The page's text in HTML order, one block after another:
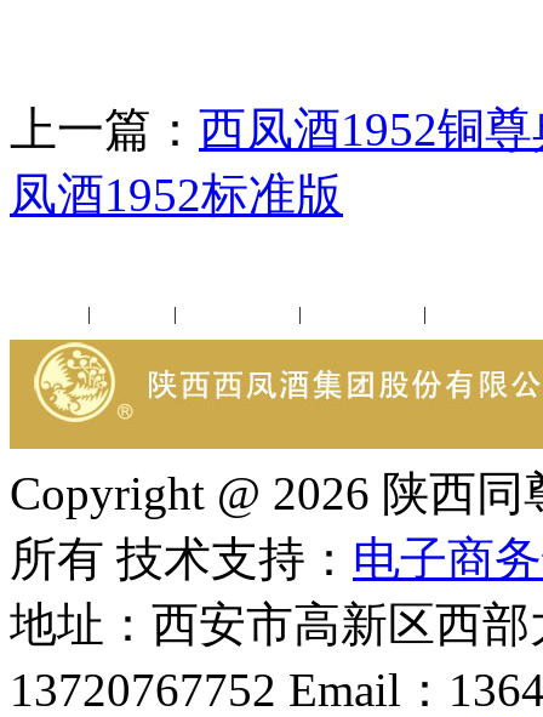
上一篇： 西凤酒1952铜
凤酒1952标准版
| | | |
Copyright @ 2026 陕西
所有 技术支持： 电子商
地址：西安市高新区西
13720767752 Email：